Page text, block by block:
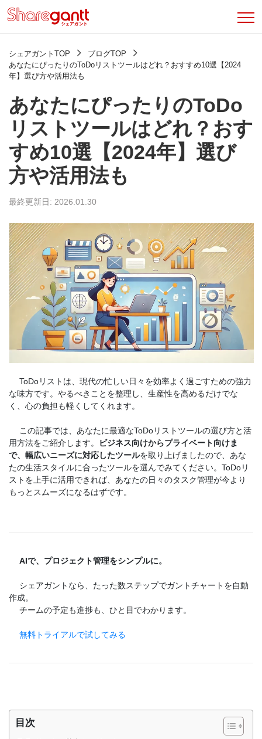
シェアガントTOP
ブログTOP
あなたにぴったりのToDoリストツールはどれ？おすすめ10選【2024
年】選び方や活用法も
あなたにぴったりのToDo
リストツールはどれ？おす
すめ10選【2024年】選び
方や活用法も
最終更新日: 2026.01.30
ToDoリストは、現代の忙しい日々を効率よく過ごすための強力
な味方です。やるべきことを整理し、生産性を高めるだけでな
く、心の負担も軽くしてくれます。
この記事では、あなたに最適なToDoリストツールの選び方と活
用方法をご紹介します。
ビジネス向けからプライベート向けま
で、幅広いニーズに対応したツールを取り上げましたので、あな
たの生活スタイルに合ったツールを選んでみてください。ToDoリ
ストを上手に活用できれば、あなたの日々のタスク管理が今より
もっとスムーズになるはずです。
AIで、プロジェクト管理をシンプルに。
シェアガントなら、たった数ステップでガントチャートを自動
作成。
チームの予定も進捗も、ひと目でわかります。
無料トライアルで試してみる
目次